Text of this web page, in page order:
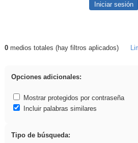
Iniciar sesión
Resultados de: soldador
0medios totales (hay filtros aplicados)
Opciones adicionales:
Mostrar protegidos por contraseña
Incluir palabras similares
Tipo de búsqueda: